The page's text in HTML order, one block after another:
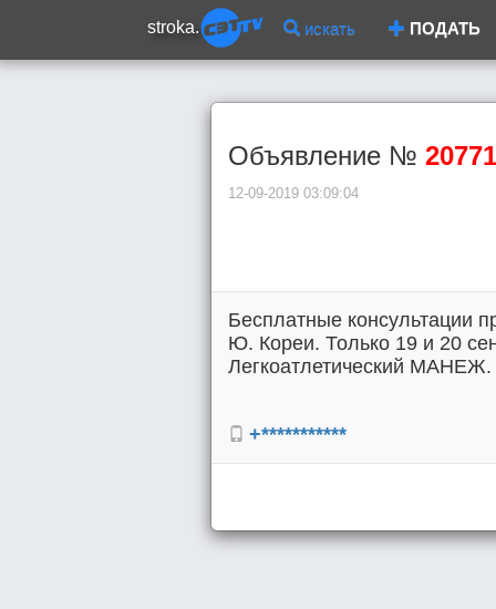
stroka. искать ПОДАТЬ
Объявление № 20771
12-09-2019 03:09:04
Бесплатные консультации
Ю. Кореи. Только 19 и 20
Легкоатлетический МАНЕЖ.
+***********